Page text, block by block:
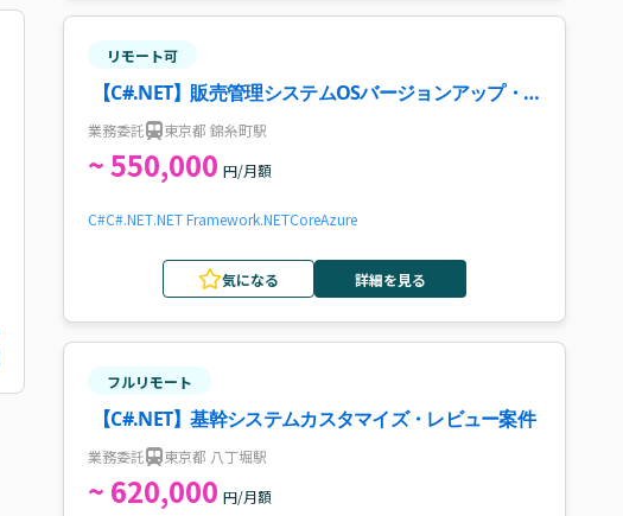
リモート可
【C#.NET】販売管理システムOSバージョンアップ・
改善対応案件・求人
業務委託 東京都 錦糸町駅
~ 550,000 円/月額
C#C#.NET.NET Framework.NETCoreAzure
気になる 詳細を見る
フルリモート
【C#.NET】基幹システムカスタマイズ・レビュー案件
業務委託 東京都 八丁堀駅
~ 620,000 円/月額